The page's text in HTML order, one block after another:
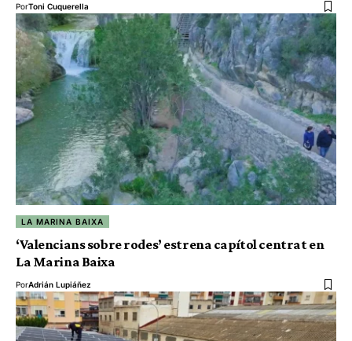
PorToni Cuquerella
LA MARINA BAIXA
‘Valencians sobre rodes’ estrena capítol centrat en
La Marina Baixa
PorAdrián Lupiáñez